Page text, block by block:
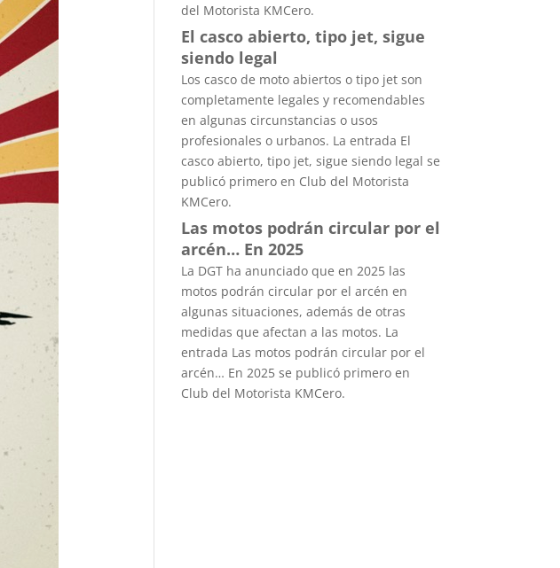
del Motorista KMCero.
El casco abierto, tipo jet, sigue
siendo legal
Los casco de moto abiertos o tipo jet son
completamente legales y recomendables
en algunas circunstancias o usos
profesionales o urbanos. La entrada El
casco abierto, tipo jet, sigue siendo legal se
publicó primero en Club del Motorista
KMCero.
Las motos podrán circular por el
arcén… En 2025
La DGT ha anunciado que en 2025 las
motos podrán circular por el arcén en
algunas situaciones, además de otras
medidas que afectan a las motos. La
entrada Las motos podrán circular por el
arcén… En 2025 se publicó primero en
Club del Motorista KMCero.